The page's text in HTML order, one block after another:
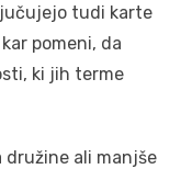
tudi karte
pomeni, da
ki jih terme
družine ali manjše